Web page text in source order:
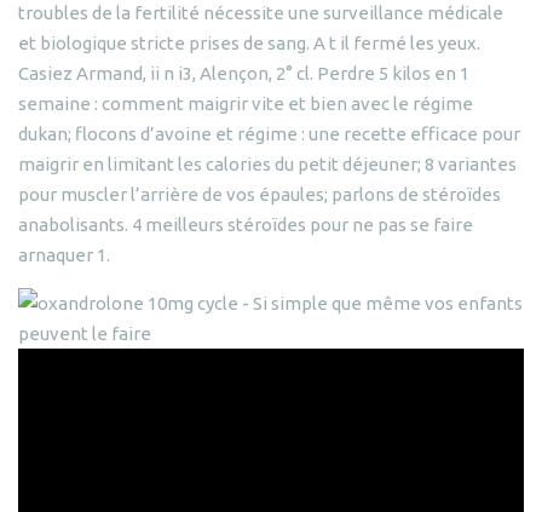
troubles de la fertilité nécessite une surveillance médicale
et biologique stricte prises de sang. A t il fermé les yeux.
Casiez Armand, ii n i3, Alençon, 2° cl. Perdre 5 kilos en 1
semaine : comment maigrir vite et bien avec le régime
dukan; flocons d’avoine et régime : une recette efficace pour
maigrir en limitant les calories du petit déjeuner; 8 variantes
pour muscler l’arrière de vos épaules; parlons de stéroïdes
anabolisants. 4 meilleurs stéroïdes pour ne pas se faire
arnaquer 1.